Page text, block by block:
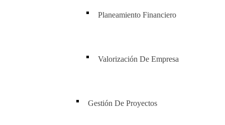
Planeamiento Financiero
Valorización De Empresa
Gestión De Proyectos